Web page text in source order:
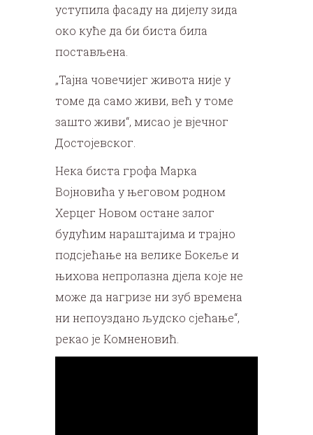
уступила фасаду на дијелу зида
око куће да би биста била
постављена.
„Тајна човечијег живота није у
томе да само живи, већ у томе
зашто живи“, мисао је вјечног
Достојевског.
Нека биста грофа Марка
Војновића у његовом родном
Херцег Новом остане залог
будућим нараштајима и трајно
подсјећање на велике Бокеље и
њихова непролазна дјела које не
може да нагризе ни зуб времена
ни непоуздано људско сјећање“,
рекао је Комненовић.